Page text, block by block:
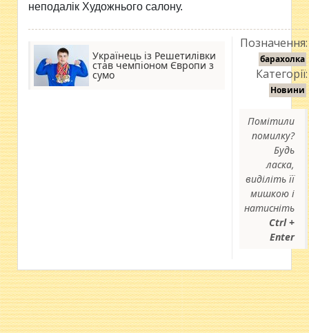
неподалік Художнього салону.
Українець із Решетилівки
став чемпіоном Європи з
сумо
Позначення:
барахолка
Категорії:
Новини
Помітили
помилку?
Будь
ласка,
виділіть її
мишкою і
натисніть
Ctrl +
Enter